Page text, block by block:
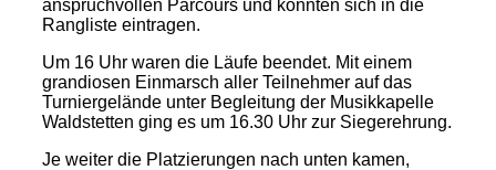
anspruchvollen Parcours und konnten sich in die
Rangliste eintragen.
Um 16 Uhr waren die Läufe beendet. Mit einem
grandiosen Einmarsch aller Teilnehmer auf das
Turniergelände unter Begleitung der Musikkapelle
Waldstetten ging es um 16.30 Uhr zur Siegerehrung.
Je weiter die Platzierungen nach unten kamen,